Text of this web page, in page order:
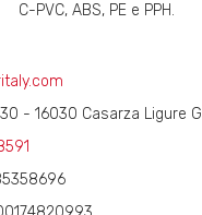
C-PVC, ABS, PE e PPH.
- 16030 Casarza Ligure